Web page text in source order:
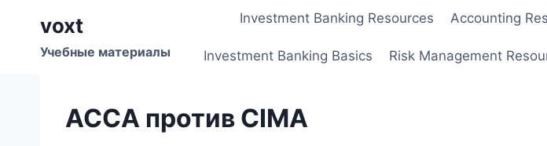
содержимому
voxt
Учебные материалы
Investment Banking Resources Accounting
Investment Banking Basics Risk Management
ACCA против CIMA